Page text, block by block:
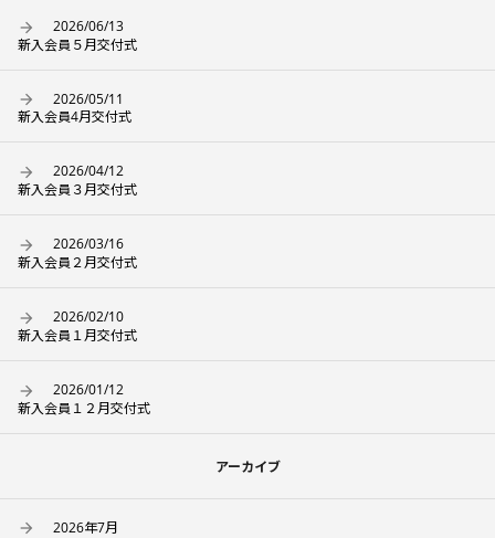
2026/06/13
新入会員５月交付式
2026/05/11
新入会員4月交付式
2026/04/12
新入会員３月交付式
2026/03/16
新入会員２月交付式
2026/02/10
新入会員１月交付式
2026/01/12
新入会員１２月交付式
アーカイブ
2026年7月